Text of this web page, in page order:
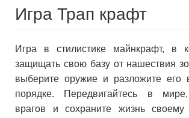
Игра Трап крафт
Игра в стилистике майнкрафт, в
защищать свою базу от нашествия
выберите оружие и разложите
порядке. Передвигайтесь в
врагов и сохраните жизнь